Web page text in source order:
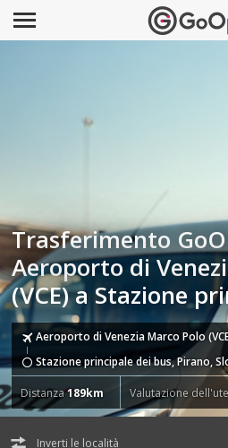
Trasferimento
Aeroporto di
(VCE) a Stazione
Aeroporto di Venezia Marco Polo
Stazione principale dei bus, Pirano,
Distanza189km Valutazione
Inverti le località